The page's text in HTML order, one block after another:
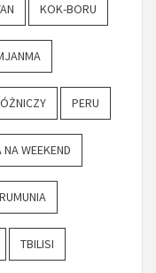
KOK-BORU
PERU
WEEKEND
RUMUNIA
TBILISI